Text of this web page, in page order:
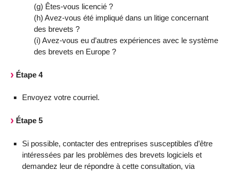
(g) Êtes-vous licencié ?
(h) Avez-vous été impliqué dans un litige concernant
des brevets ?
(i) Avez-vous eu d’autres expériences avec le système
des brevets en Europe ?
Étape 4
Envoyez votre courriel.
Étape 5
Si possible, contacter des entreprises susceptibles d’être
intéressées par les problèmes des brevets logiciels et
demandez leur de répondre à cette consultation, via